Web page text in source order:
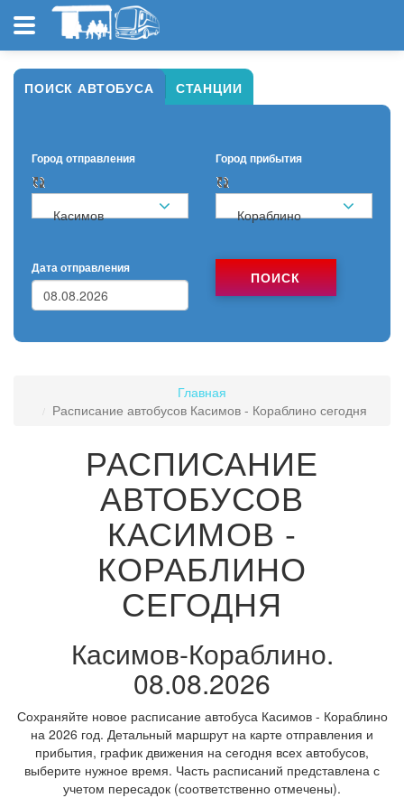
ПОИСК АВТОБУСА СТАНЦИИ
Город отправления
Касимов
Город прибытия
Кораблино
Дата отправления
ПОИСК
Главная
Расписание автобусов Касимов - Кораблино сегодня
РАСПИСАНИЕ
АВТОБУСОВ
КАСИМОВ -
КОРАБЛИНО
СЕГОДНЯ
Касимов-Кораблино.
08.08.2026
Сохраняйте новое расписание автобуса Касимов - Кораблино
на 2026 год. Детальный маршрут на карте отправления и
прибытия, график движения на сегодня всех автобусов,
выберите нужное время. Часть расписаний представлена с
учетом пересадок (соответственно отмечены).